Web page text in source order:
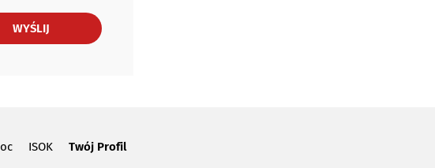
WYŚLIJ
ISOK Twój Profil